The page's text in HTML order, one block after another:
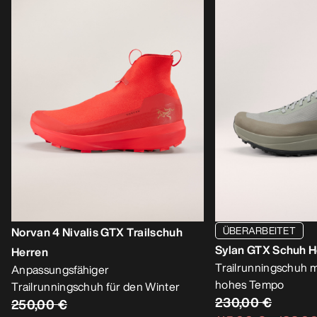
Norvan 4 Nivalis GTX Trailschuh
Herren
Anpassungsfähiger
Trailrunningschuh für den Winter
250,00 €
ÜBERARBEITET
Sylan GTX Schuh
Trailrunningschuh
hohes Tempo
230,00 €